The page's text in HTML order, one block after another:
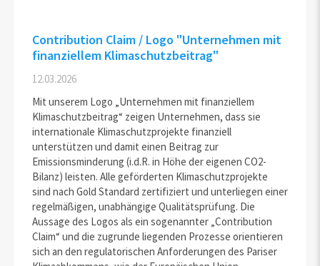
Contribution Claim / Logo "Unternehmen mit
finanziellem Klimaschutzbeitrag"
12.03.2026
Mit unserem Logo „Unternehmen mit finanziellem
Klimaschutzbeitrag“ zeigen Unternehmen, dass sie
internationale Klimaschutzprojekte finanziell
unterstützen und damit einen Beitrag zur
Emissionsminderung (i.d.R. in Höhe der eigenen CO2-
Bilanz) leisten. Alle geförderten Klimaschutzprojekte
sind nach Gold Standard zertifiziert und unterliegen einer
regelmäßigen, unabhängige Qualitätsprüfung. Die
Aussage des Logos als ein sogenannter „Contribution
Claim“ und die zugrunde liegenden Prozesse orientieren
sich an den regulatorischen Anforderungen des Pariser